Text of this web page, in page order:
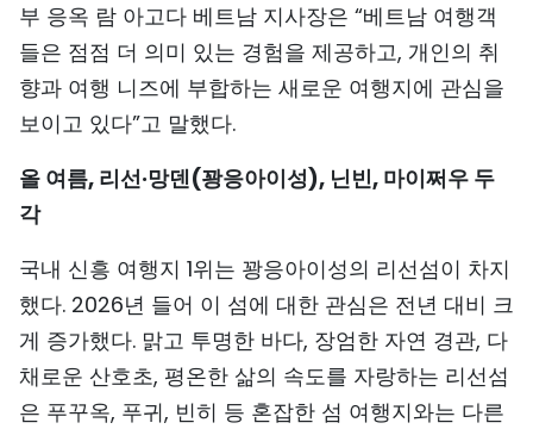
РУССКИЙ
ESPAÑOL
부 응옥 람 아고다 베트남 지사장은 “베트남 여행객
들은 점점 더 의미 있는 경험을 제공하고, 개인의 취
향과 여행 니즈에 부합하는 새로운 여행지에 관심을
보이고 있다”고 말했다.
올 여름, 리선·망덴(꽝응아이성), 닌빈, 마이쩌우 두
각
국내 신흥 여행지 1위는 꽝응아이성의 리선섬이 차지
했다. 2026년 들어 이 섬에 대한 관심은 전년 대비 크
게 증가했다. 맑고 투명한 바다, 장엄한 자연 경관, 다
채로운 산호초, 평온한 삶의 속도를 자랑하는 리선섬
은 푸꾸옥, 푸귀, 빈히 등 혼잡한 섬 여행지와는 다른